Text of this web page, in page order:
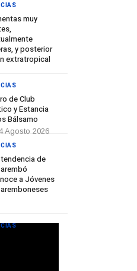
muy
y posterior
extratropical
de Club
y Estancia
Bálsamo
Agosto 2026
de
a Jóvenes